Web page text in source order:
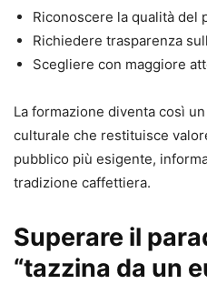
Riconoscere la qualità del
Richiedere trasparenza
Scegliere con maggiore
La formazione diventa così
culturale che restituisce
pubblico più esigente,
tradizione caffettiera.
Superare il
“tazzina da un